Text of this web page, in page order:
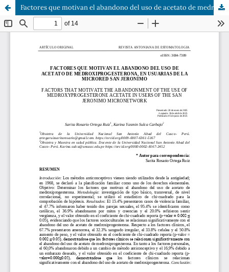
Factores que motivan el abandono del uso de acetato de medroxiprogesterona, en usuarias de la Microred San Jerónimo